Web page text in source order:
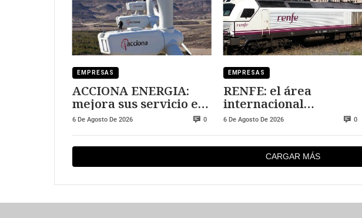
EMPRESAS
ACCIONA ENERGIA:
mejora sus servicio en
Chile
6 De Agosto De 2026 0
EMPRESAS
RENFE: el área
internacional
equilibra resultados
6 De Agosto De 2026 0
CARGAR MÁS